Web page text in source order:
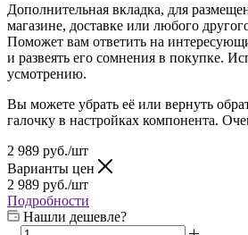
Дополнительная вкладка, для
магазине, доставке или любого
Поможет вам ответить на
и развеять его сомнения в покупке.
усмотрению.
Вы можете убрать её или вернуть
галочку в настройках компонента.
2 989 руб./шт
Варианты цен
2 989 руб./шт
Подробности
Нашли дешевле?